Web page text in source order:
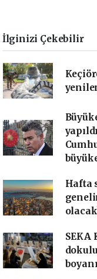
İlginizi Çekebilir
Hafta
SEKA